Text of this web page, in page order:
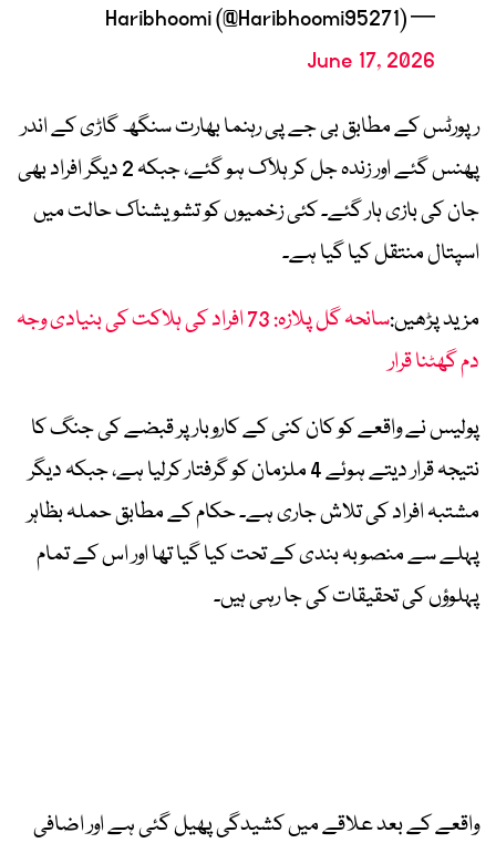
— Haribhoomi (@Haribhoomi95271)
June 17, 2026
رپورٹس کے مطابق بی جے پی رہنما بھارت سنگھ گاڑی کے اندر
پھنس گئے اور زندہ جل کر ہلاک ہو گئے، جبکہ 2 دیگر افراد بھی
جان کی بازی ہار گئے۔ کئی زخمیوں کو تشویشناک حالت میں
اسپتال منتقل کیا گیا ہے۔
مزید پڑھیں:
سانحہ گل پلازہ: 73 افراد کی ہلاکت کی بنیادی وجہ
دم گھٹنا قرار
پولیس نے واقعے کو کان کنی کے کاروبار پر قبضے کی جنگ کا
نتیجہ قرار دیتے ہوئے 4 ملزمان کو گرفتار کرلیا ہے، جبکہ دیگر
مشتبہ افراد کی تلاش جاری ہے۔ حکام کے مطابق حملہ بظاہر
پہلے سے منصوبہ بندی کے تحت کیا گیا تھا اور اس کے تمام
پہلوؤں کی تحقیقات کی جا رہی ہیں۔
واقعے کے بعد علاقے میں کشیدگی پھیل گئی ہے اور اضافی